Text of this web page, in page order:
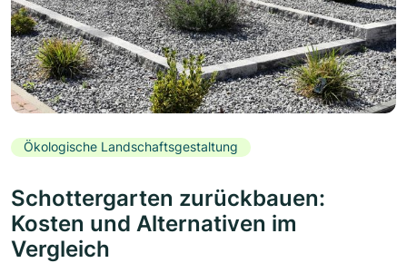
Ökologische Landschaftsgestaltung
Schottergarten zurückbauen:
Kosten und Alternativen im
Vergleich